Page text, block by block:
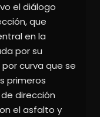
el diálogo
que
en la
por su
curva que se
primeros
dirección
el asfalto y